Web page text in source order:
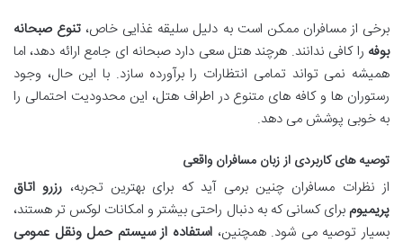
برخی از مسافران ممکن است به دلیل سلیقه غذایی خاص، تنوع صبحانه
بوفه را کافی ندانند. هرچند هتل سعی دارد صبحانه ای جامع ارائه دهد، اما
همیشه نمی تواند تمامی انتظارات را برآورده سازد. با این حال، وجود
رستوران ها و کافه های متنوع در اطراف هتل، این محدودیت احتمالی را
به خوبی پوشش می دهد.
توصیه های کاربردی از زبان مسافران واقعی
از نظرات مسافران چنین برمی آید که برای بهترین تجربه، رزرو اتاق
پریمیوم برای کسانی که به دنبال راحتی بیشتر و امکانات لوکس تر هستند،
بسیار توصیه می شود. همچنین، استفاده از سیستم حمل ونقل عمومی